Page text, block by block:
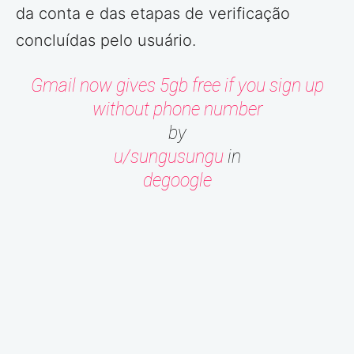
da conta e das etapas de verificação
concluídas pelo usuário.
Gmail now gives 5gb free if you sign up
without phone number
by
u/sungusunguin
degoogle